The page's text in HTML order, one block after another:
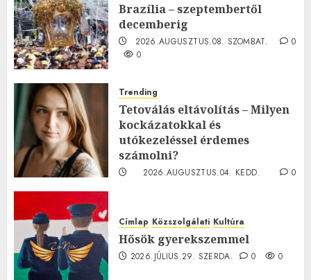
Brazília – szeptembertől
decemberig
2026.AUGUSZTUS.08. SZOMBAT.
0
0
Trending
Tetoválás eltávolítás – Milyen
kockázatokkal és
utókezeléssel érdemes
számolni?
2026.AUGUSZTUS.04. KEDD.
0
Címlap Közszolgálati Kultúra
Hősök gyerekszemmel
2026.JÚLIUS.29. SZERDA. 0 0